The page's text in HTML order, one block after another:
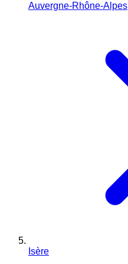
Auvergne-Rhône-Alpes
Isère